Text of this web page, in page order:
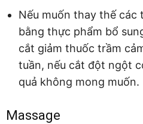
Nếu muốn thay thế các
bằng thực phẩm bổ
cắt giảm thuốc trầm
tuần, nếu cắt đột ngột
quả không mong muốn.
Massage